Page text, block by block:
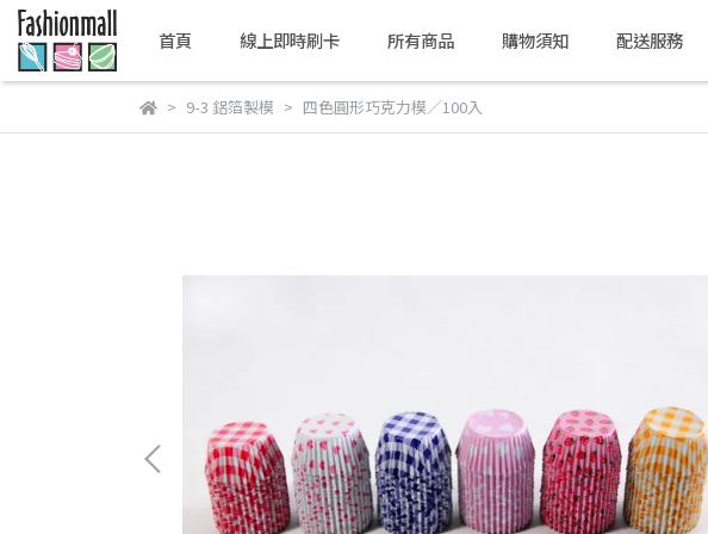
首頁 線上即時刷卡 所有商品 購物須知 配送服務
9-3 鋁箔製模 四色圓形巧克力模／100入